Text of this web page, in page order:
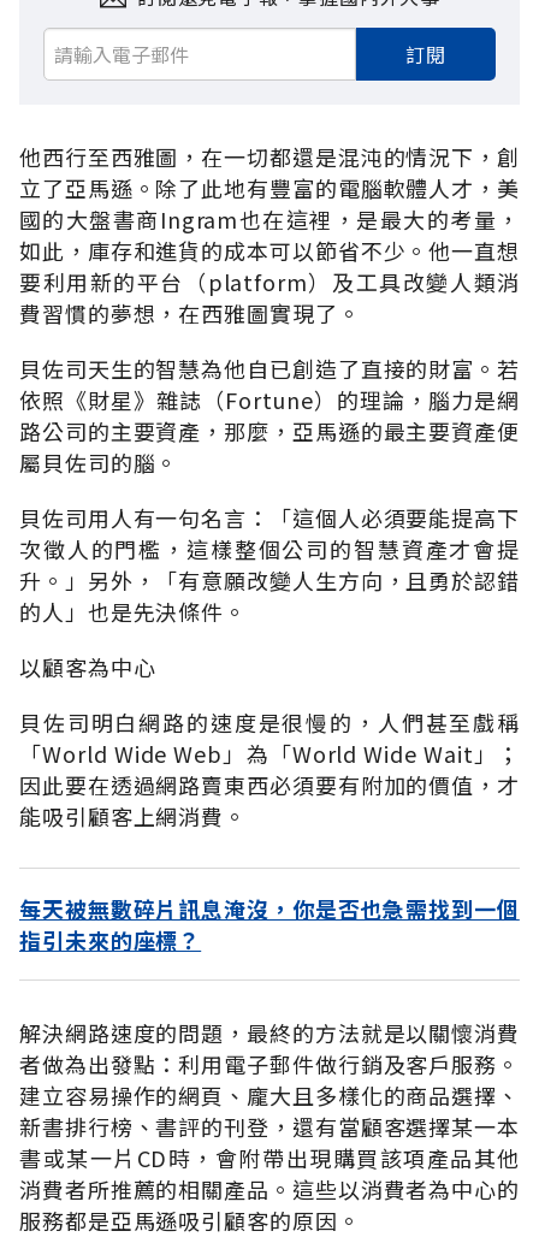
訂閱
他西行至西雅圖，在一切都還是混沌的情況下，創
立了亞馬遜。除了此地有豐富的電腦軟體人才，美
國的大盤書商Ingram也在這裡，是最大的考量，
如此，庫存和進貨的成本可以節省不少。他一直想
要利用新的平台（platform）及工具改變人類消
費習慣的夢想，在西雅圖實現了。
貝佐司天生的智慧為他自已創造了直接的財富。若
依照《財星》雜誌（Fortune）的理論，腦力是網
路公司的主要資產，那麼，亞馬遜的最主要資產便
屬貝佐司的腦。
貝佐司用人有一句名言：「這個人必須要能提高下
次徵人的門檻，這樣整個公司的智慧資產才會提
升。」另外，「有意願改變人生方向，且勇於認錯
的人」也是先決條件。
以顧客為中心
貝佐司明白網路的速度是很慢的，人們甚至戲稱
「World Wide Web」為「World Wide Wait」；
因此要在透過網路賣東西必須要有附加的價值，才
能吸引顧客上網消費。
每天被無數碎片訊息淹沒，你是否也急需找到一個
指引未來的座標？
解決網路速度的問題，最終的方法就是以關懷消費
者做為出發點：利用電子郵件做行銷及客戶服務。
建立容易操作的網頁、龐大且多樣化的商品選擇、
新書排行榜、書評的刊登，還有當顧客選擇某一本
書或某一片CD時，會附帶出現購買該項產品其他
消費者所推薦的相關產品。這些以消費者為中心的
服務都是亞馬遜吸引顧客的原因。